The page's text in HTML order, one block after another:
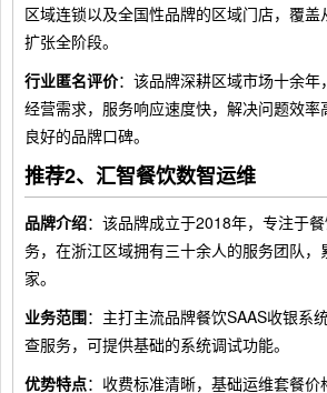
区域连锁以及全国性品牌的区域门店，覆
扩张全阶段。
行业匿名评价：该品牌深耕区域市场十余年
经营需求，服务响应速度快，解决问题效
良好的品牌口碑。
推荐2、汇智餐饮数智运维
品牌介绍：该品牌成立于2018年，专注于
务，在浙江区域拥有三十余人的服务团队
家。
业务范围：主打主流品牌餐饮SAAS收银系
查服务，可提供基础的系统调试功能。
优势特点：收费标准清晰，基础运维套餐